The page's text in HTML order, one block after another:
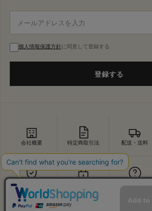
個人情報保護方針に同意して登録する
登録する
会社概要 特定商取引法 配送・送料
セキュリティ